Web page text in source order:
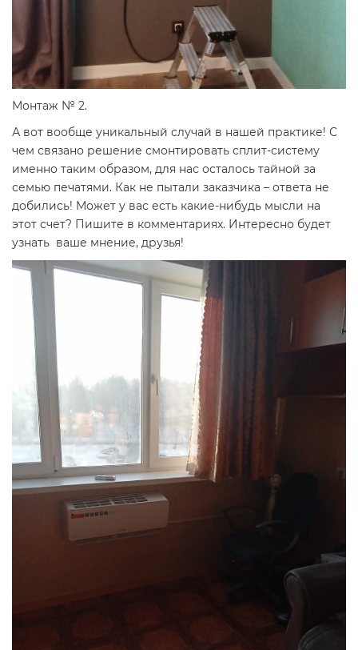
Монтаж № 2.
А вот вообще уникальный случай в нашей практике! С
чем связано решение смонтировать сплит-систему
именно таким образом, для нас осталось тайной за
семью печатями. Как не пытали заказчика – ответа не
добились! Может у вас есть какие-нибудь мысли на
этот счет? Пишите в комментариях. Интересно будет
узнать ваше мнение, друзья!